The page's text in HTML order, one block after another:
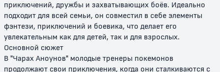
Покемон: Чары Аноунов /
Покемон: Заклятие Аноунов
Покемон: Мьюту возвращается
12+ 6+
приключений, дружбы и захватывающих боёв. Идеально
подходит для всей семьи, он совместил в себе элементы
фэнтези, приключений и боевика, что делает его
увлекательным как для детей, так и для взрослых.
Основной сюжет
В "Чарах Аноунов" молодые тренеры покемонов
продолжают свои приключения, когда они сталкиваются с